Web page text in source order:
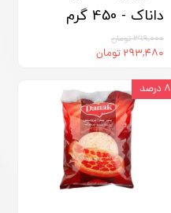
داناک - 450 گرم
۳۱۹,۰۰۰ تومان
۲۹۳,۴۸۰ تومان
۸ درصد